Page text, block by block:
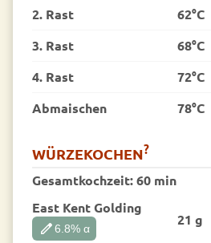
2. Rast
62°C
3. Rast
68°C
4. Rast
72°C
Abmaischen
78°C
WÜRZEKOCHEN?
Gesamtkochzeit:60 min
East Kent Golding
edit6.8% α
21 g